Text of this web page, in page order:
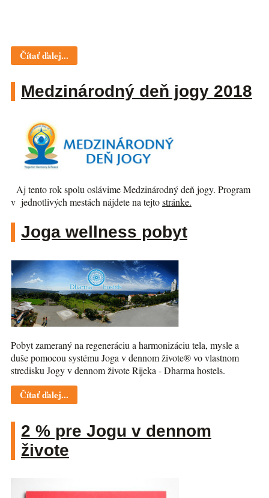
Čítať ďalej...
Medzinárodný deň jogy 2018
Aj tento rok spolu oslávime Medzinárodný deň jogy. Program
v jednotlivých mestách nájdete na tejtostránke.
Joga wellness pobyt
Pobyt zameraný na regeneráciu a harmonizáciu tela, mysle a
duše pomocou systému Joga v dennom živote® vo vlastnom
stredisku Jogy v dennom živote Rijeka - Dharma hostels.
Čítať ďalej...
2 % pre Jogu v dennom
živote